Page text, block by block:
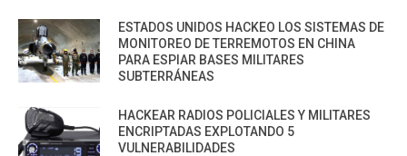
ESTADOS UNIDOS HACKEO LOS SISTEMAS DE
MONITOREO DE TERREMOTOS EN CHINA
PARA ESPIAR BASES MILITARES
SUBTERRÁNEAS
HACKEAR RADIOS POLICIALES Y MILITARES
ENCRIPTADAS EXPLOTANDO 5
VULNERABILIDADES